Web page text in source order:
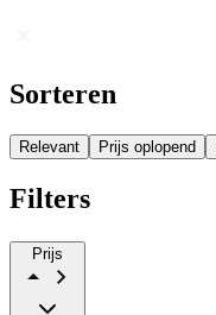
Sorteren
Relevant Prijs oplopend
Filters
Prijs